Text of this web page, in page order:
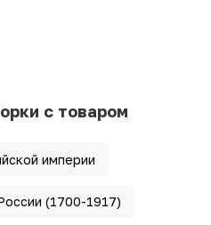
с товаром
империи
(1700-1917)